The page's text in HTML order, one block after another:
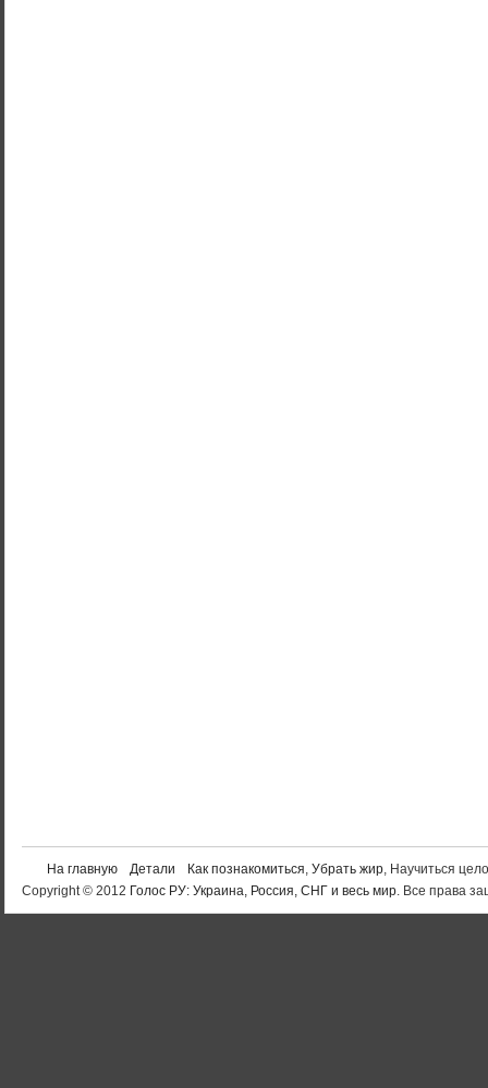
На главную Детали Как познакомиться, Убрать жир, Научиться
Copyright © 2012 Голос РУ: Украина, Россия, СНГ и весь мир. Все права